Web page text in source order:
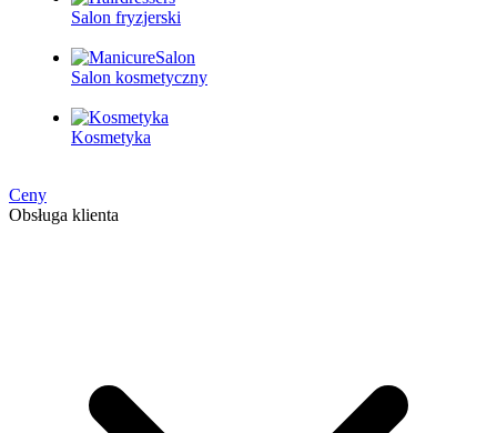
Salon fryzjerski
Salon kosmetyczny
Kosmetyka
Ceny
Obsługa klienta